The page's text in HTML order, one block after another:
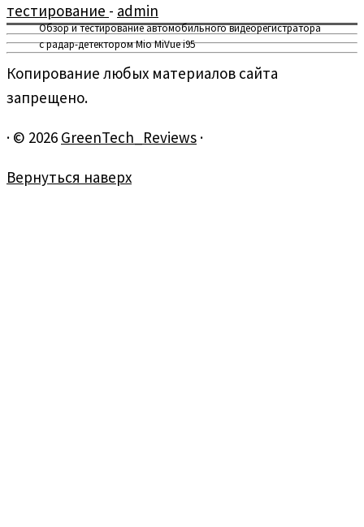
Обзор и тестирование автомобильного видеорегистратора
с радар-детектором Mio MiVue i95
тестирование - admin
Копирование любых материалов сайта
запрещено.
· © 2026 GreenTech_Reviews ·
Вернуться наверх